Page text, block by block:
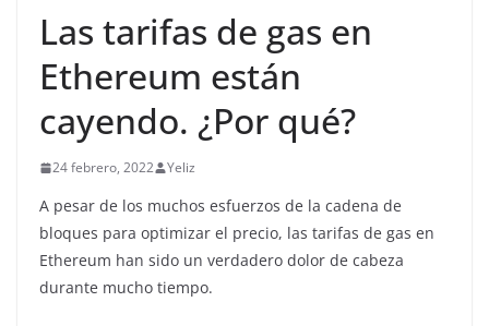
Las tarifas de gas en
Ethereum están
cayendo. ¿Por qué?
24 febrero, 2022 Yeliz
A pesar de los muchos esfuerzos de la cadena de
bloques para optimizar el precio, las tarifas de gas en
Ethereum han sido un verdadero dolor de cabeza
durante mucho tiempo.